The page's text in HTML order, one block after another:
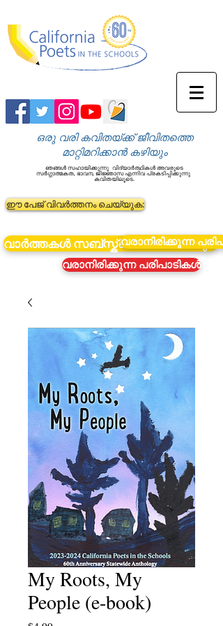
ഒരു വരി കവിതയ്ക്ക് ജീവിതത്തെ
മാറ്റിമറിക്കാൻ കഴിയും
ഞങ്ങൾ സഹായിക്കുന്നു വിദ്യാർത്ഥികൾ അവരുടെ
സർഗ്ഗാത്മകത, ഭാവന, ജിജ്ഞാസ എന്നിവ പ്രകടിപ്പിക്കുന്നു
കവിതയിലൂടെ.
ഈ പേജ് വിവർത്തനം ചെയ്യുക:
വാർത്തകൾ സബ്സ്ക്രൈബ് ചെയ്യുക
വരാനിരിക്കുന്ന
വരാനിരിക്കുന്ന പരിപാടികൾ
My Roots, My
People (e-book)